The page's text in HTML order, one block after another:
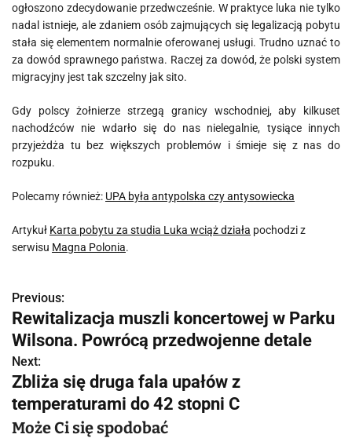
ogłoszono zdecydowanie przedwcześnie. W praktyce luka nie tylko
nadal istnieje, ale zdaniem osób zajmujących się legalizacją pobytu
stała się elementem normalnie oferowanej usługi. Trudno uznać to
za dowód sprawnego państwa. Raczej za dowód, że polski system
migracyjny jest tak szczelny jak sito.
Gdy polscy żołnierze strzegą granicy wschodniej, aby kilkuset
nachodźców nie wdarło się do nas nielegalnie, tysiące innych
przyjeżdża tu bez większych problemów i śmieje się z nas do
rozpuku.
Polecamy również: UPA była antypolska czy antysowiecka
Artykuł Karta pobytu za studia Luka wciąż działa pochodzi z
serwisu Magna Polonia.
N
a
w
i
g
Previous:
Rewitalizacja muszli koncertowej w Parku
Wilsona. Powrócą przedwojenne detale
Next:
Zbliża się druga fala upałów z
temperaturami do 42 stopni C
Może Ci się spodobać